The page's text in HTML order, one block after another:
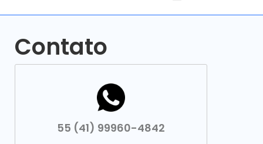
Contato
55 (41) 99960-4842